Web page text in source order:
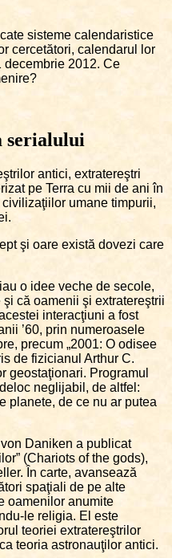
sisteme calendaristice
cercetători, calendarul lor
decembrie 2012. Ce
serialului
antici, extratereştri
pe Terra cu mii de ani în
umane timpurii,
şi oare există dovezi care
o idee veche de secole,
că oamenii şi extratereştrii
interacţiuni a fost
’60, prin numeroasele
precum „2001: O odisee
de fizicianul Arthur C.
geostaţionari. Programul
neglijabil, de altfel:
planete, de ce nu ar putea
Daniken a publicat
(Chariots of the gods),
În carte, avansează
spaţiali de pe alte
oamenilor anumite
le religia. El este
teoriei extratereştrilor
teoria astronauţilor antici.